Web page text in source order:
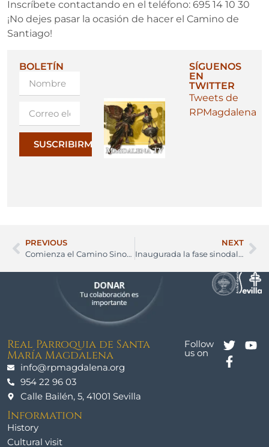
Inscríbete contactando en el teléfono: 695 14 10 30
¡No dejes pasar la ocasión de hacer el Camino de
Santiago!
BOLETÍN
SUSCRIBIRME
SÍGUENOS
EN
TWITTER
Tweets de
RPMagdalena
PREVIOUS
Comienza el Camino Sinodal en nuestra Parroquia
NEXT
Inaugurada la fase sinodal en nuestra parroquia
Real Parroquia de Santa
María Magdalena
info@rpmagdalena.org
954 22 96 03
Calle Bailén, 5, 41001 Sevilla
Follow
us on
Information
History
Cultural visit